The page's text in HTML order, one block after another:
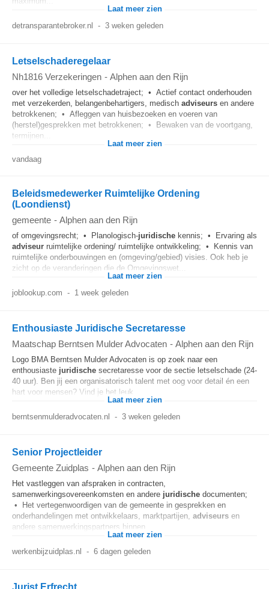
Laat meer zien
detransparantebroker.nl - 3 weken geleden
Letselschaderegelaar
Nh1816 Verzekeringen - Alphen aan den Rijn
over het volledige letselschadetraject; • Actief contact onderhouden
met verzekerden, belangenbehartigers, medisch adviseurs en andere
betrokkenen; • Afleggen van huisbezoeken en voeren van
(herstel)gesprekken met betrokkenen; • Bewaken van de voortgang,
termijnen...
Laat meer zien
vandaag
Beleidsmedewerker Ruimtelijke Ordening
(Loondienst)
gemeente - Alphen aan den Rijn
of omgevingsrecht; • Planologisch-juridische kennis; • Ervaring als
adviseur ruimtelijke ordening/ ruimtelijke ontwikkeling; • Kennis van
ruimtelijke onderbouwingen en (omgeving/gebied) visies. Ook heb je
zicht op de veranderingen die de Omgevingswet...
Laat meer zien
joblookup.com - 1 week geleden
Enthousiaste Juridische Secretaresse
Maatschap Berntsen Mulder Advocaten - Alphen aan den Rijn
Logo BMA Berntsen Mulder Advocaten is op zoek naar een
enthousiaste juridische secretaresse voor de sectie letselschade (24-
40 uur). Ben jij een organisatorisch talent met oog voor detail én een
hart voor mensen? Vind je het leuk...
Laat meer zien
berntsenmulderadvocaten.nl - 3 weken geleden
Senior Projectleider
Gemeente Zuidplas - Alphen aan den Rijn
Het vastleggen van afspraken in contracten,
samenwerkingsovereenkomsten en andere juridische documenten;
• Het vertegenwoordigen van de gemeente in gesprekken en
onderhandelingen met ontwikkelaars, marktpartijen, adviseurs en
andere samenwerkingspartners binnen...
Laat meer zien
werkenbijzuidplas.nl - 6 dagen geleden
Jurist Erfrecht